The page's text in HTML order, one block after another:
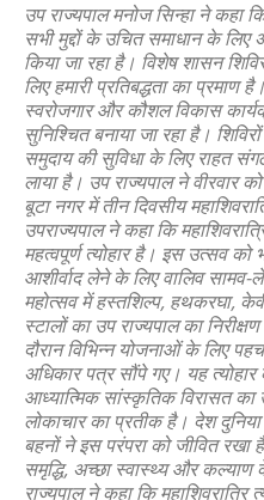
उप राज्यपाल मनोज सिन्हा ने कहा
सभी मुद्दों के उचित समाधान के
किया जा रहा है। विशेष शासन
लिए हमारी प्रतिबद्धता का प्रमाण
स्वरोजगार और कौशल विकास
सुनिश्चित बनाया जा रहा है।
समुदाय की सुविधा के लिए राहत
लाया है। उप राज्यपाल ने वीरवार
बूटा नगर में तीन दिवसीय
उपराज्यपाल ने कहा कि
महत्वपूर्ण त्योहार है। इस उत्सव
आशीर्वाद लेने के लिए वालिव
महोत्सव में हस्तशिल्प, हथकरघा,
स्टालों का उप राज्यपाल का
दौरान विभिन्न योजनाओं के लिए
अधिकार पत्र सौंपे गए। यह
आध्यात्मिक सांस्कृतिक विरासत का
लोकाचार का प्रतीक है। देश
बहनों ने इस परंपरा को जीवित
समृद्धि, अच्छा स्वास्थ्य और कल्याण
राज्यपाल ने कहा कि महाशिवरात्रि